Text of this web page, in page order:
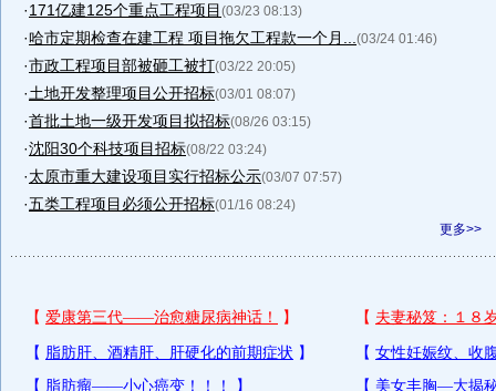
·171亿建125个重点工程项目 (03/23 08:13)
·哈市定期检查在建工程 项目拖欠工程款一个月... (03/24 01:46)
·市政工程项目部被砸工被打(03/22 20:05)
·土地开发整理项目公开招标(03/01 08:07)
·首批土地一级开发项目拟招标(08/26 03:15)
·沈阳30个科技项目招标(08/22 03:24)
·太原市重大建设项目实行招标公示(03/07 07:57)
·五类工程项目必须公开招标(01/16 08:24)
更多>>